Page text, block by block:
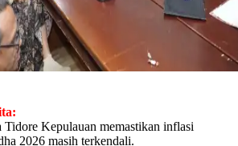
Tidore Kepulauan memastikan inflasi
2026 masih terkendali.